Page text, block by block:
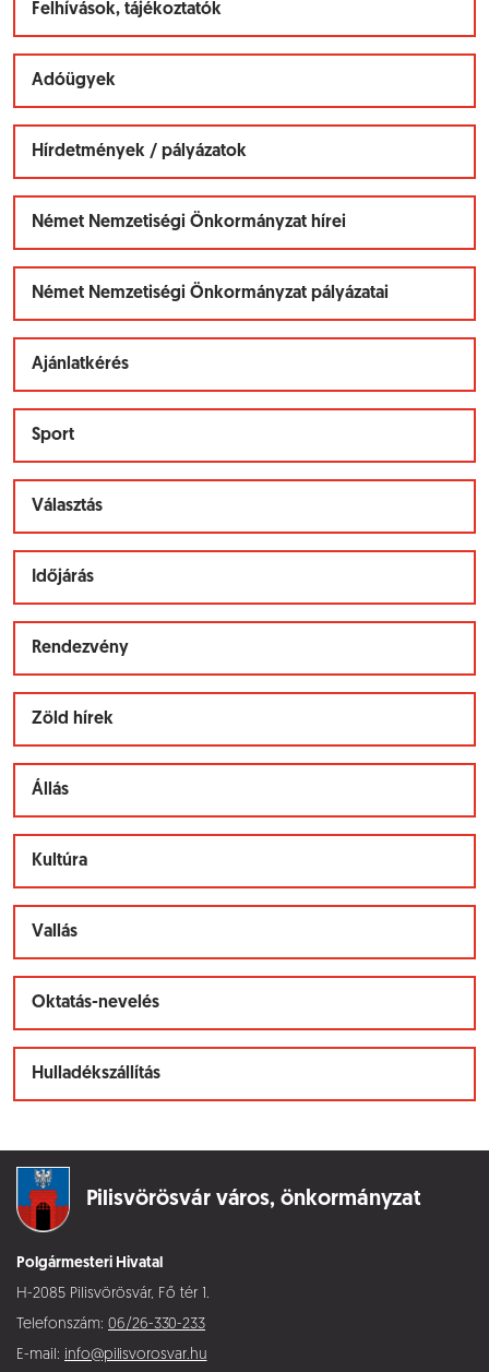
Felhívások, tájékoztatók
Adóügyek
Hírdetmények / pályázatok
Német Nemzetiségi Önkormányzat hírei
Német Nemzetiségi Önkormányzat pályázatai
Ajánlatkérés
Sport
Választás
Időjárás
Rendezvény
Zöld hírek
Állás
Kultúra
Vallás
Oktatás-nevelés
Hulladékszállítás
Pilisvörösvár város, önkormányzat
Polgármesteri Hivatal
H-2085 Pilisvörösvár, Fő tér 1.
Telefonszám: 06/26-330-233
E-mail: info@pilisvorosvar.hu